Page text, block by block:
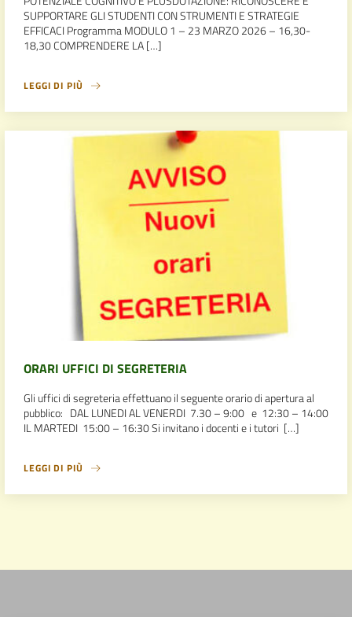
SUPPORTARE GLI STUDENTI CON STRUMENTI E STRATEGIE
EFFICACI Programma MODULO 1 – 23 MARZO 2026 – 16,30-
18,30 COMPRENDERE LA […]
LEGGI DI PIÙ
ORARI UFFICI DI SEGRETERIA
Gli uffici di segreteria effettuano il seguente orario di apertura al
pubblico: DAL LUNEDI AL VENERDI 7.30 – 9:00 e 12:30 – 14:00
IL MARTEDI 15:00 – 16:30 Si invitano i docenti e i tutori […]
LEGGI DI PIÙ